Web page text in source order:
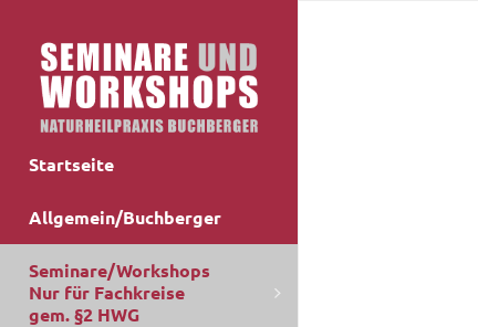
Startseite
Allgemein/Buchberger
Seminare/Workshops
Nur für Fachkreise
gem. §2 HWG